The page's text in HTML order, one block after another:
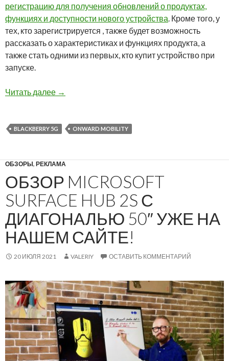
регистрацию для получения обновлений о продуктах,
функциях и доступности нового устройства. Кроме того, у
тех, кто зарегистрируется , также будет возможность
рассказать о характеристиках и функциях продукта, а
также стать одними из первых, кто купит устройство при
запуске.
Читать далее Подпишитесь, чтобы получать самую
→
BLACKBERRY 5G ONWARD MOBILITY
ОБЗОРЫ, РЕКЛАМА
ОБЗОР MICROSOFT
SURFACE HUB 2S С
ДИАГОНАЛЬЮ 50″ УЖЕ НА
НАШЕМ САЙТЕ!
20 ИЮЛЯ 2021 VALERIY ОСТАВИТЬ КОММЕНТАРИЙ